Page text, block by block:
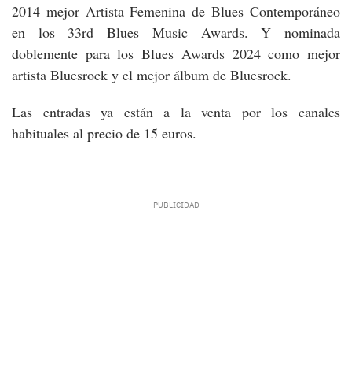
2014 mejor Artista Femenina de Blues Contemporáneo
en los 33rd Blues Music Awards. Y nominada
doblemente para los Blues Awards 2024 como mejor
artista Bluesrock y el mejor álbum de Bluesrock.
Las entradas ya están a la venta por los canales
habituales al precio de 15 euros.